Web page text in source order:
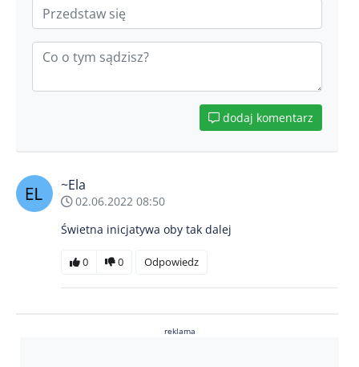
dodaj komentarz
~Ela
02.06.2022 08:50
Świetna inicjatywa oby tak dalej
0 0 Odpowiedz
reklama